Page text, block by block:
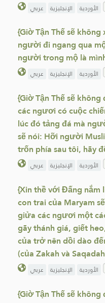
عربي الإنجليزية الأوردية
{Giờ Tận Thế sẽ
người đi ngang qua
người trong mộ là
عربي الإنجليزية الأوردية
{Giờ Tận Thế sẽ
các ngươi có cuộc
lúc đó tảng đá mà
sẽ nói: Hỡi người
trốn phía sau tôi, hãy
عربي الإنجليزية الأوردية
{Xin thề với Đấng nắm
con trai của Maryam
giửa các ngươi một
gãy thánh giá, giết
của trở nên dồi dào
(của Zakah và
عربي الإنجليزية الأوردية
{Giờ Tận Thế sẽ